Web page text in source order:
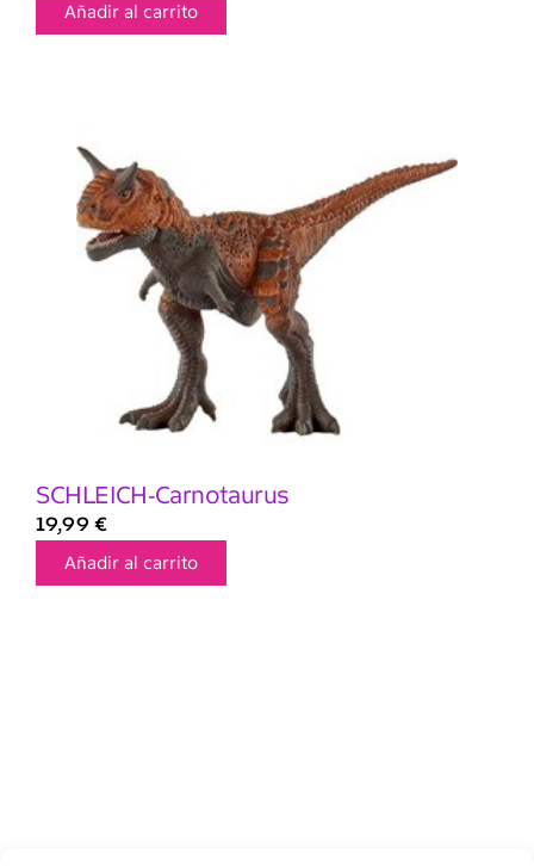
Añadir al carrito
SCHLEICH-Carnotaurus
19,99 €
Añadir al carrito